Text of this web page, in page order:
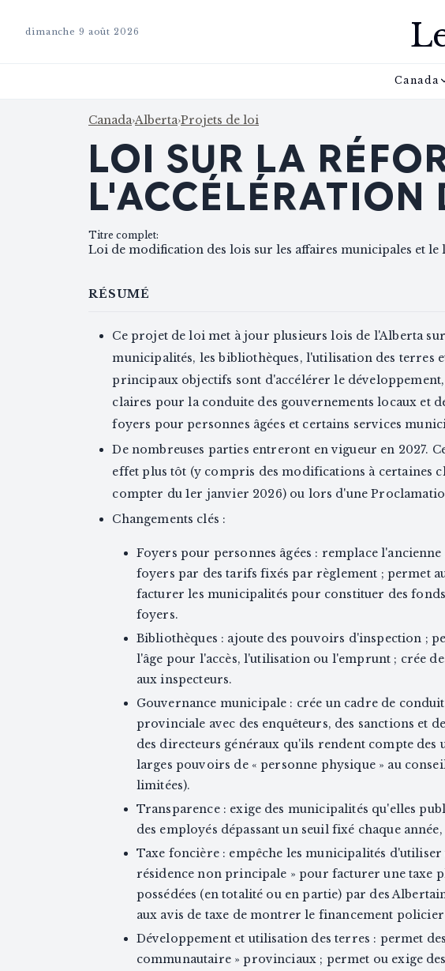
dimanche 9 août 2026
Canada
Canada›Alberta›Projets de loi
LOI SUR LA
L'ACCÉLÉRATION
Titre complet:
Loi de modification des lois sur les affaires municipales et le
RÉSUMÉ
Ce projet de loi met à jour plusieurs lois de l'Alberta
municipalités, les bibliothèques, l'utilisation des terres
principaux objectifs sont d'accélérer le
claires pour la conduite des gouvernements locaux et
foyers pour personnes âgées et certains services
De nombreuses parties entreront en vigueur en 2027.
effet plus tôt (y compris des modifications à certaines
compter du 1er janvier 2026) ou lors d'une
Changements clés :
Foyers pour personnes âgées : remplace
foyers par des tarifs fixés par règlement ; permet
facturer les municipalités pour constituer des
foyers.
Bibliothèques : ajoute des pouvoirs d'inspection ;
l'âge pour l'accès, l'utilisation ou l'emprunt ; crée
aux inspecteurs.
Gouvernance municipale : crée un cadre de
provinciale avec des enquêteurs, des sanctions et
des directeurs généraux qu'ils rendent compte des
larges pouvoirs de « personne physique » au
limitées).
Transparence : exige des municipalités qu'elles
des employés dépassant un seuil fixé chaque
Taxe foncière : empêche les municipalités d'utiliser
résidence non principale » pour facturer une taxe
possédées (en totalité ou en partie) par des
aux avis de taxe de montrer le financement
Développement et utilisation des terres : permet
communautaire » provinciaux ; permet ou exige